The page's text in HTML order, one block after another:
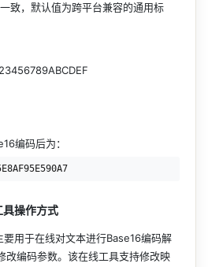
致，默认值为跨平台兼容的通用标
编码后为：
操作方式
用于在线对文本进行Base16编码解
改编码参数。该在线工具支持修改映